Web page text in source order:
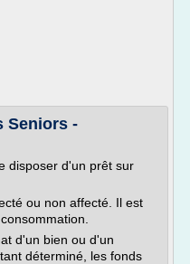
Seniors -
disposer d'un prêt sur
ou non affecté. Il est
d'un bien ou d'un
déterminé, les fonds